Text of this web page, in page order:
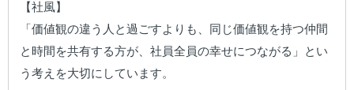
【社風】
「価値観の違う人と過ごすよりも、同じ価値観を持つ仲間
と時間を共有する方が、社員全員の幸せにつながる」とい
う考えを大切にしています。